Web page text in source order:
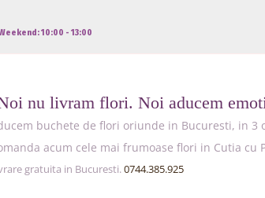
10:00 - 13:00
nu livram flori. Noi aducem
buchete de flori oriunde in Bucuresti, in 3
acum cele mai frumoase flori in Cutia cu
gratuita in Bucuresti. 0744.385.925